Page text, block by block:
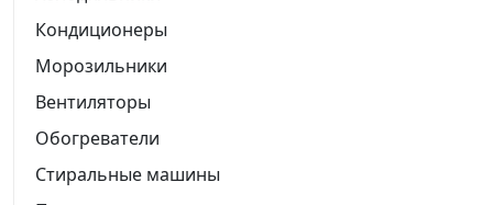
Кондиционеры
Морозильники
Вентиляторы
Обогреватели
Стиральные машины